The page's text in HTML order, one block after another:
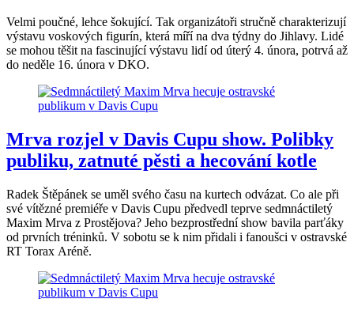
Velmi poučné, lehce šokující. Tak organizátoři stručně charakterizují
výstavu voskových figurín, která míří na dva týdny do Jihlavy. Lidé
se mohou těšit na fascinující výstavu lidí od úterý 4. února, potrvá až
do neděle 16. února v DKO.
Mrva rozjel v Davis Cupu show. Polibky
publiku, zatnuté pěsti a hecování kotle
Radek Štěpánek se uměl svého času na kurtech odvázat. Co ale při
své vítězné premiéře v Davis Cupu předvedl teprve sedmnáctiletý
Maxim Mrva z Prostějova? Jeho bezprostřední show bavila parťáky
od prvních tréninků. V sobotu se k nim přidali i fanoušci v ostravské
RT Torax Aréně.